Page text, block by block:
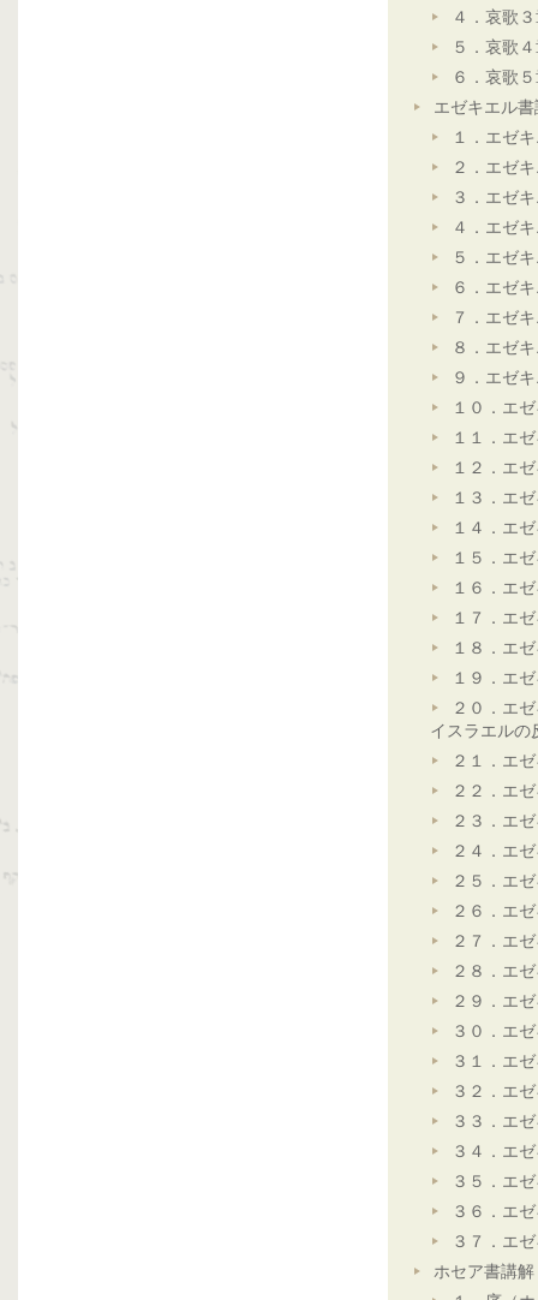
４．哀歌
５．哀歌
６．哀歌
エゼキエル書
１．エゼ
２．エゼ
３．エゼ
４．エゼ
５．エゼ
６．エゼ
７．エゼ
８．エゼ
９．エゼ
１０．エ
１１．エ
１２．エ
１３．エ
１４．エ
１５．エ
１６．エ
１７．エ
１８．エ
１９．エ
２０．エ
イスラエルの
２１．エ
２２．エ
２３．エ
２４．エ
２５．エ
２６．エ
２７．エ
２８．エ
２９．エ
３０．エ
３１．エ
３２．エ
３３．エ
３４．エ
３５．エ
３６．エ
３７．エ
ホセア書講解